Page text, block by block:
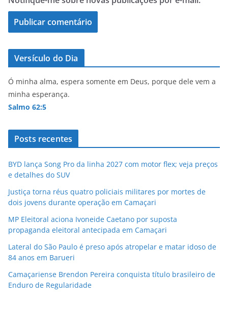
Versículo do Dia
Ó minha alma, espera somente em Deus, porque dele vem a
minha esperança.
Salmo 62:5
Posts recentes
BYD lança Song Pro da linha 2027 com motor flex; veja preços
e detalhes do SUV
Justiça torna réus quatro policiais militares por mortes de
dois jovens durante operação em Camaçari
MP Eleitoral aciona Ivoneide Caetano por suposta
propaganda eleitoral antecipada em Camaçari
Lateral do São Paulo é preso após atropelar e matar idoso de
84 anos em Barueri
Camaçariense Brendon Pereira conquista título brasileiro de
Enduro de Regularidade